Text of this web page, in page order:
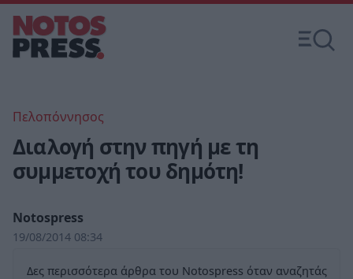
Πελοπόννησος
Διαλογή στην πηγή με τη
συμμετοχή του δημότη!
Notospress
19/08/2014 08:34
Δες περισσότερα άρθρα του Notospress όταν αναζητάς